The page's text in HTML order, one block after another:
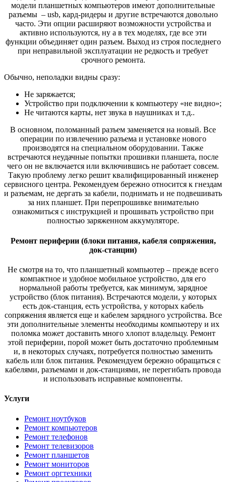
модели планшетных компьютеров имеют дополнительные
разъемы – usb, кард-ридеры и другие встречаются довольно
часто. Эти опции расширяют возможности устройства и
активно используются, ну а в тех моделях, где все эти
функции объединяет один разъем. Выход из строя последнего
при неправильной эксплуатации не редкость и требует
срочного ремонта.
Обычно, неполадки видны сразу:
Не заряжается;
Устройство при подключении к компьютеру «не видно»;
Не читаются карты, нет звука в наушниках и т.д..
В основном, поломанный разъем заменяется на новый. Все
операции по извлечению разъема и установке нового
производятся на специальном оборудовании. Также
встречаются неудачные попытки прошивки планшета, после
чего он не включается или включившись не работает совсем.
Такую проблему легко решит квалифицированный инженер
сервисного центра. Рекомендуем бережно относится к гнездам
и разъемам, не дергать за кабели, поднимать и не подвешивать
за них планшет. При перепрошивке внимательно
ознакомиться с инструкцией и прошивать устройство при
полностью заряженном аккумуляторе.
Ремонт периферии (блоки питания, кабеля сопряжения,
док-станции)
Не смотря на то, что планшетный компьютер – прежде всего
компактное и удобное мобильное устройство, для его
нормальной работы требуется, как минимум, зарядное
устройство (блок питания). Встречаются модели, у которых
есть док-станция, есть устройства, у которых кабель
сопряжения является еще и кабелем зарядного устройства. Все
эти дополнительные элементы необходимы компьютеру и их
поломка может доставить много хлопот владельцу. Ремонт
этой периферии, порой может быть достаточно проблемным
и, в некоторых случаях, потребуется полностью заменить
кабель или блок питания. Рекомендуем бережно обращаться с
кабелями, разъемами и док-станциями, не перегибать провода
и использовать исправные компоненты.
Услуги
Ремонт ноутбуков
Ремонт компьютеров
Ремонт телефонов
Ремонт телевизоров
Ремонт планшетов
Ремонт мониторов
Ремонт оргтехники